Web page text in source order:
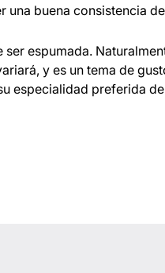
una buena consistencia
ser espumada.
y es un tema de
especialidad preferida